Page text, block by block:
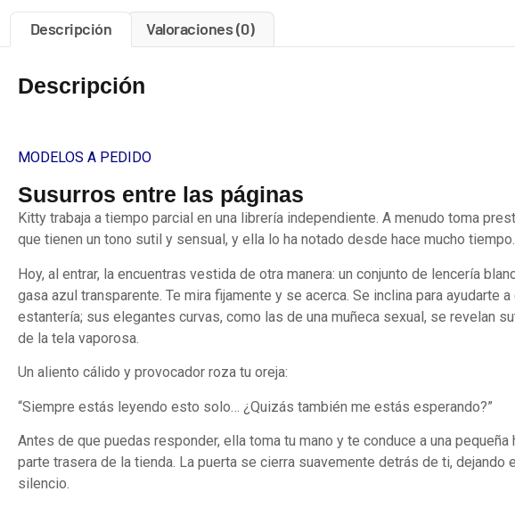
Descripción Valoraciones (0)
Descripción
MODELOS A PEDIDO
Susurros entre las páginas
Kitty trabaja a tiempo parcial en una librería independiente. A menudo toma
que tienen un tono sutil y sensual, y ella lo ha notado desde hace mucho tiempo.
Hoy, al entrar, la encuentras vestida de otra manera: un conjunto de lencería
gasa azul transparente. Te mira fijamente y se acerca. Se inclina para ayudarte
estantería; sus elegantes curvas, como las de una muñeca sexual, se revelan
de la tela vaporosa.
Un aliento cálido y provocador roza tu oreja:
“Siempre estás leyendo esto solo… ¿Quizás también me estás esperando?”
Antes de que puedas responder, ella toma tu mano y te conduce a una pequeña
parte trasera de la tienda. La puerta se cierra suavemente detrás de ti, dejando
silencio.